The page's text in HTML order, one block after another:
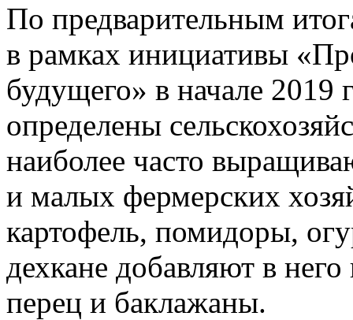
По предварительным
в рамках инициативы
будущего» в начале 2019
определены
наиболее часто
и малых фермерских
картофель, помидоры,
дехкане добавляют в
перец и баклажаны.